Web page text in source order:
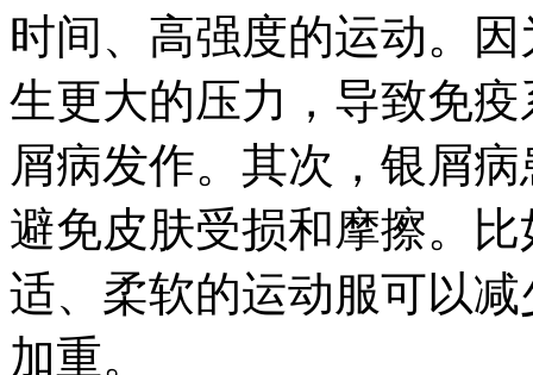
时间、高强度的运动。
生更大的压力，导致免
屑病发作。其次，银屑
避免皮肤受损和摩擦。
适、柔软的运动服可以
加重。